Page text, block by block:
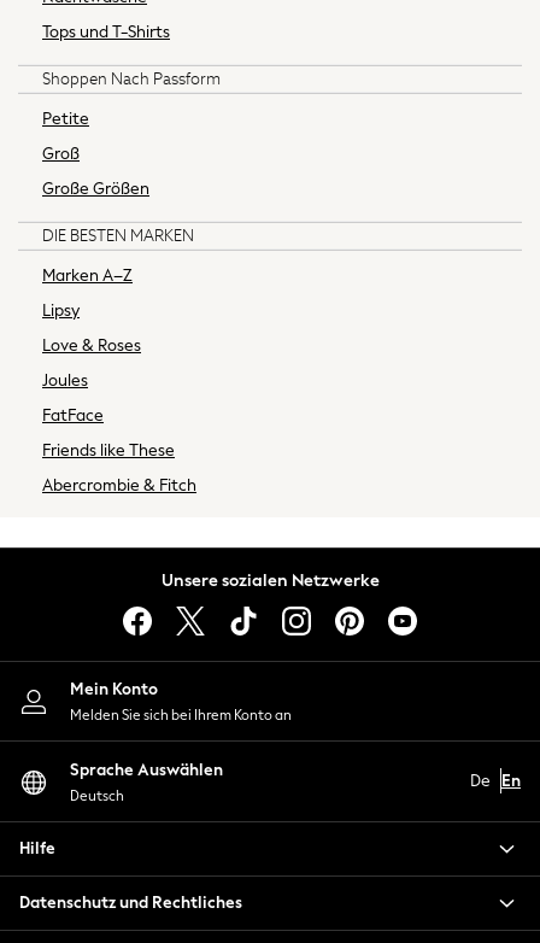
eVouchers
A-Z Brands
Abercrombie & Fitch
Sunglasses
Petite
Tall
MEN
T-shirts & Vests
Shirts
Polos Shirts
Coats & Jackets
Swimwear
Joggers
Knitwear
Sportswear
Multipacks
New In from Next
Holiday Shop Favourites
Summer Tailoring
Tops und T-Shirts
Shoppen Nach Passform
Petite
Groß
Große Größen
DIE BESTEN MARKEN
Marken A–Z
Lipsy
Love & Roses
Joules
FatFace
Friends like These
Abercrombie & Fitch
Unsere sozialen Netzwerke
Mein Konto
Melden Sie sich bei Ihrem Konto an
Sprache Auswählen
Deutsch
De En
Hilfe
Datenschutz und Rechtliches